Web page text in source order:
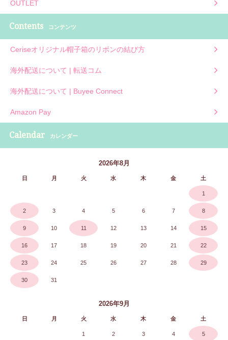
OUTLET
Contents コンテンツ
Ceriseオリジナル帽子箱のリボンの結び方
海外配送について | 転送コム
海外配送について | Buyee Connect
Amazon Pay
Calendar カレンダー
2026年8月
日 月 火 水 木 金 土
1
2 3 4 5 6 7 8
9 10 11 12 13 14 15
16 17 18 19 20 21 22
23 24 25 26 27 28 29
30 31
2026年9月
日 月 火 水 木 金 土
1 2 3 4 5